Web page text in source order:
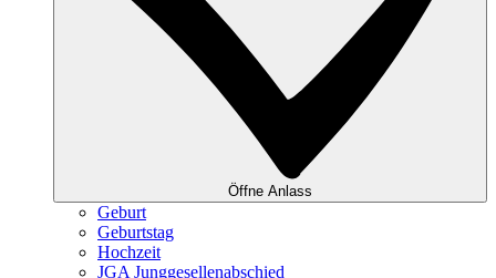
Öffne Anlass
Geburt
Geburtstag
Hochzeit
JGA Junggesellenabschied